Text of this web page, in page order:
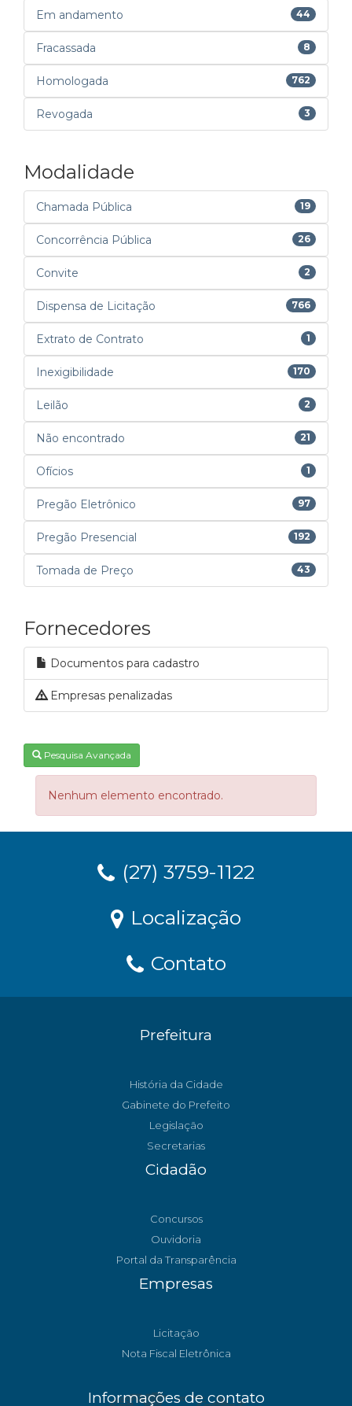
Em andamento 44
Fracassada 8
Homologada 762
Revogada 3
Modalidade
Chamada Pública 19
Concorrência Pública 26
Convite 2
Dispensa de Licitação 766
Extrato de Contrato 1
Inexigibilidade 170
Leilão 2
Não encontrado 21
Ofícios 1
Pregão Eletrônico 97
Pregão Presencial 192
Tomada de Preço 43
Fornecedores
Documentos para cadastro
Empresas penalizadas
Pesquisa Avançada
Nenhum elemento encontrado.
(27) 3759-1122
Localização
Contato
Prefeitura
História da Cidade
Gabinete do Prefeito
Legislação
Secretarias
Cidadão
Concursos
Ouvidoria
Portal da Transparência
Empresas
Licitação
Nota Fiscal Eletrônica
Informações de contato